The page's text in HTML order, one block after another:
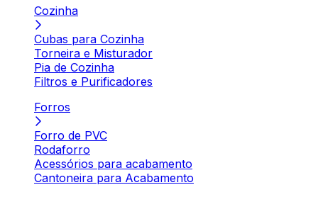
Cozinha
Cubas para Cozinha
Torneira e Misturador
Pia de Cozinha
Filtros e Purificadores
Forros
Forro de PVC
Rodaforro
Acessórios para acabamento
Cantoneira para Acabamento